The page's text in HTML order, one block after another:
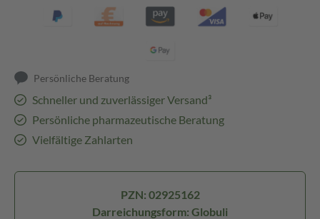
Persönliche Beratung
Schneller und zuverlässiger Versand³
Persönliche pharmazeutische Beratung
Vielfältige Zahlarten
PZN: 02925162
Darreichungsform: Globuli